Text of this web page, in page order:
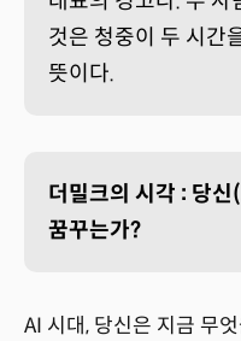
것은 청중이 두 시간
뜻이다.
더밀크의 시각 : 당
꿈꾸는가?
AI 시대, 당신은 지금 무